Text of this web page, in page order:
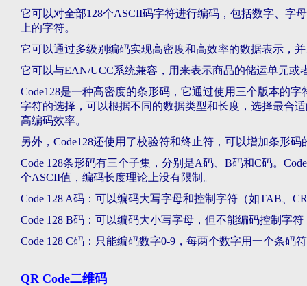
它可以对全部128个ASCII码字符进行编码，包括数字、字
上的字符。
它可以通过多级别编码实现高密度和高效率的数据表示，
它可以与EAN/UCC系统兼容，用来表示商品的储运单元或
Code128是一种高密度的条形码，它通过使用三个版本的
字符的选择，可以根据不同的数据类型和长度，选择最合
高编码效率。
另外，Code128还使用了校验符和终止符，可以增加条形
Code 128条形码有三个子集，分别是A码、B码和C码。
个ASCII值，编码长度理论上没有限制。
Code 128 A码：可以编码大写字母和控制字符（如TAB、
Code 128 B码：可以编码大小写字母，但不能编码控制字符
Code 128 C码：只能编码数字0-9，每两个数字用一个条码
QR Code二维码